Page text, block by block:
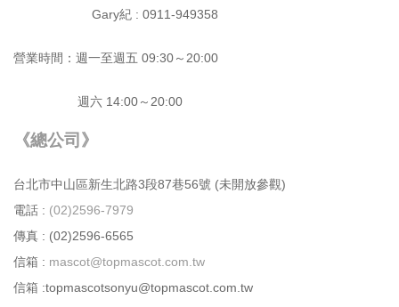
Gary紀 : 0911-949358
營業時間：週⼀⾄週五 09:30～20:00
週六 14:00～20:00
《總公司》
台北市中⼭區新⽣北路3段87巷56號 (未開放參觀)
電話 : (02)2596-7979
傳真 : (02)2596-6565
信箱 : mascot@topmascot.com.tw
信箱 :topmascotsonyu@topmascot.com.tw